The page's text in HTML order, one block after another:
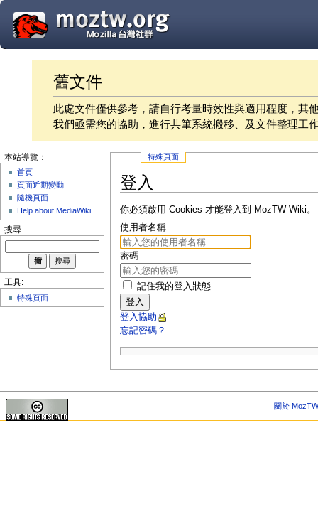
舊文件
此處文件僅供參考，請自行考量時效性與適用程度，其
我們亟需您的協助，進行共筆系統搬移、及文件整理工
特殊頁面
登入
你必須啟用 Cookies 才能登入到 MozTW Wiki。
使用者名稱
密碼
記住我的登入狀態
登入
登入協助
忘記密碼？
本站導覽：
首頁
頁面近期變動
隨機頁面
Help about MediaWiki
搜尋
工具:
特殊頁面
關於